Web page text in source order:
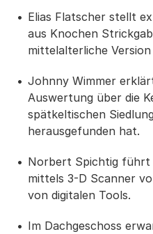
Elias Flatscher stellt
aus Knochen
mittelalterliche
Johnny Wimmer
Auswertung über die
spätkeltischen
herausgefunden hat.
Norbert Spichtig führt
mittels 3-D Scanner
von digitalen Tools.
Im Dachgeschoss